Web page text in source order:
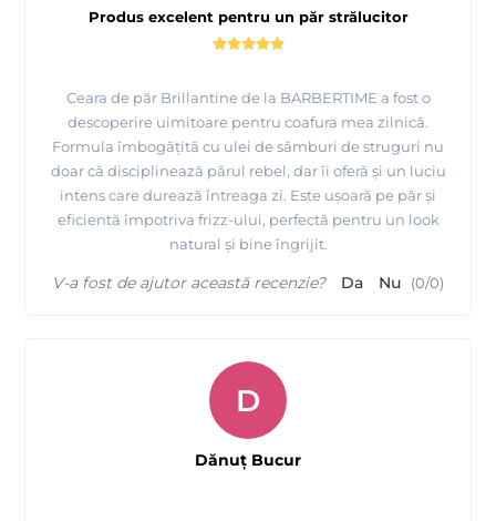
Produs excelent pentru un păr strălucitor
Ceara de păr Brillantine de la BARBERTIME a fost o
descoperire uimitoare pentru coafura mea zilnică.
Formula îmbogățită cu ulei de sâmburi de struguri nu
doar că disciplinează părul rebel, dar îi oferă și un luciu
intens care durează întreaga zi. Este ușoară pe păr și
eficientă împotriva frizz-ului, perfectă pentru un look
natural și bine îngrijit.
V-a fost de ajutor această recenzie? Da Nu (0/0)
D
Dănuț Bucur